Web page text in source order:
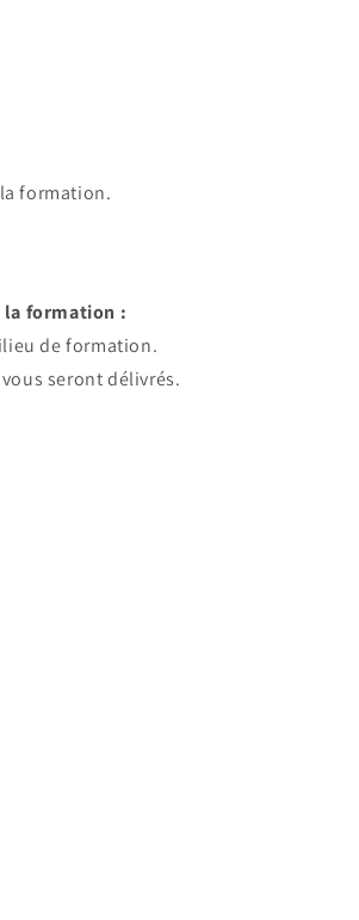
formation.
la formation :
de formation.
seront délivrés.